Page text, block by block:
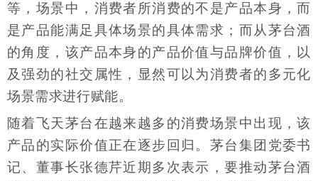
等，场景中，消费者所消费的不是产品本身，而
是产品能满足具体场景的具体需求；而从茅台酒
的角度，该产品本身的产品价值与品牌价值，以
及强劲的社交属性，显然可以为消费者的多元化
场景需求进行赋能。
随着飞天茅台在越来越多的消费场景中出现，该
产品的实际价值正在逐步回归。茅台集团党委书
记、董事长张德芹近期多次表示，要推动茅台酒